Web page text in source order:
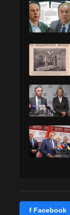
f Facebook